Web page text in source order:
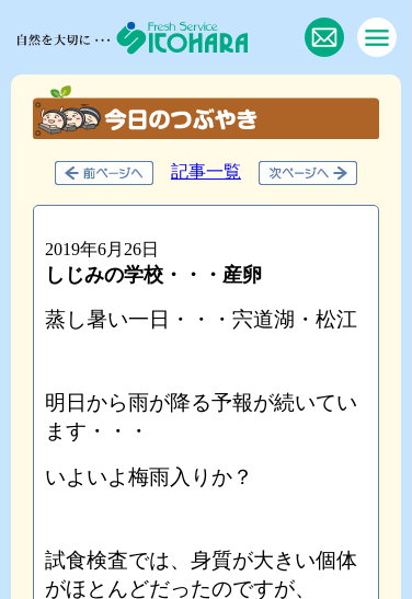
記事一覧
2019年6月26日
しじみの学校・・・産卵
蒸し暑い一日・・・宍道湖・松江
明日から雨が降る予報が続いてい
ます・・・
いよいよ梅雨入りか？
試食検査では、身質が大きい個体
がほとんどだったのですが、